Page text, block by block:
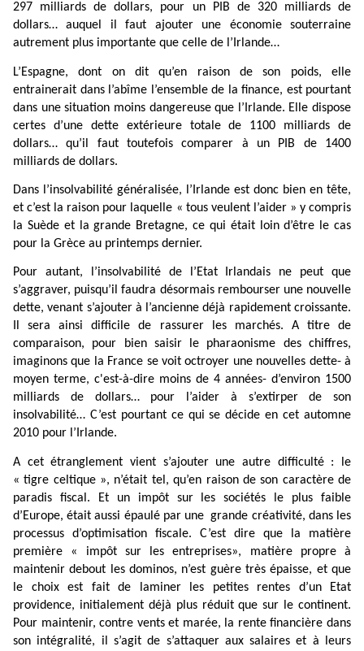
297 milliards de dollars, pour un PIB de 320 milliards de
dollars… auquel il faut ajouter une économie souterraine
autrement plus importante que celle de l’Irlande…
L’Espagne, dont on dit qu’en raison de son poids, elle
entrainerait dans l’abîme l’ensemble de la finance, est pourtant
dans une situation moins dangereuse que l’Irlande. Elle dispose
certes d’une dette extérieure totale de 1100 milliards de
dollars… qu’il faut toutefois comparer à un PIB de 1400
milliards de dollars.
Dans l’insolvabilité généralisée, l’Irlande est donc bien en tête,
et c’est la raison pour laquelle « tous veulent l’aider » y compris
la Suède et la grande Bretagne, ce qui était loin d’être le cas
pour la Grèce au printemps dernier.
Pour autant, l’insolvabilité de l’Etat Irlandais ne peut que
s’aggraver, puisqu’il faudra désormais rembourser une nouvelle
dette, venant s’ajouter à l’ancienne déjà rapidement croissante.
Il sera ainsi difficile de rassurer les marchés. A titre de
comparaison, pour bien saisir le pharaonisme des chiffres,
imaginons que la France se voit octroyer une nouvelles dette- à
moyen terme, c'est-à-dire moins de 4 années- d’environ 1500
milliards de dollars… pour l’aider à s’extirper de son
insolvabilité… C’est pourtant ce qui se décide en cet automne
2010 pour l’Irlande.
A cet étranglement vient s’ajouter une autre difficulté : le
« tigre celtique », n’était tel, qu’en raison de son caractère de
paradis fiscal. Et un impôt sur les sociétés le plus faible
d’Europe, était aussi épaulé par une grande créativité, dans les
processus d’optimisation fiscale. C’est dire que la matière
première « impôt sur les entreprises», matière propre à
maintenir debout les dominos, n’est guère très épaisse, et que
le choix est fait de laminer les petites rentes d’un Etat
providence, initialement déjà plus réduit que sur le continent.
Pour maintenir, contre vents et marée, la rente financière dans
son intégralité, il s’agit de s’attaquer aux salaires et à leurs